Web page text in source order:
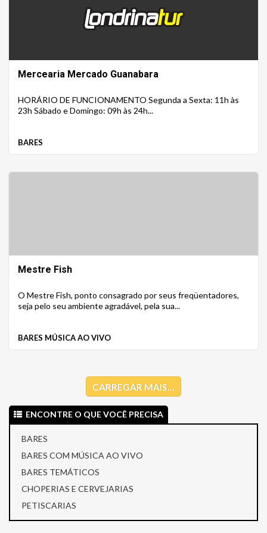
Mercearia Mercado Guanabara
HORÁRIO DE FUNCIONAMENTO Segunda a Sexta: 11h às
23h Sábado e Domingo: 09h às 24h...
BARES
Mestre Fish
O Mestre Fish, ponto consagrado por seus freqüentadores,
seja pelo seu ambiente agradável, pela sua...
BARES MÚSICA AO VIVO
CARREGAR MAIS...
ENCONTRE O QUE VOCÊ PRECISA
BARES
BARES COM MÚSICA AO VIVO
BARES TEMÁTICOS
CHOPERIAS E CERVEJARIAS
PETISCARIAS